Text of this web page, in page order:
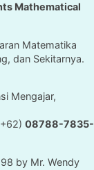
Mathematical
Matematika
dan Sekitarnya.
Mengajar,
08788-7835-
by Mr. Wendy